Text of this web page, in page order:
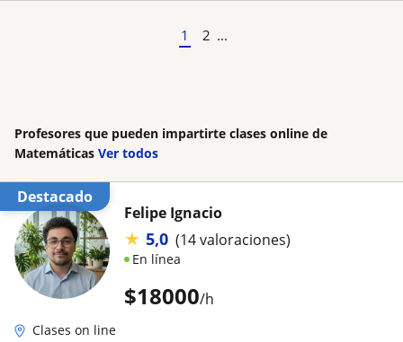
1 2 ...
Profesores que pueden impartirte clases online de
Matemáticas Ver todos
Destacado
$18000/h
Felipe Ignacio
★ 5,0 (14 valoraciones)
En línea
Clases on line